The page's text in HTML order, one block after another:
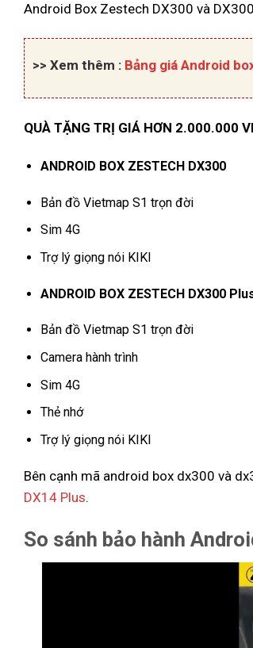
Android Box Zestech DX300 và
>> Xem thêm : Bảng giá Android
QUÀ TẶNG TRỊ GIÁ HƠN 2.000.000
ANDROID BOX ZESTECH DX300
Bản đồ Vietmap S1 trọn đời
Sim 4G
Trợ lý giọng nói KIKI
ANDROID BOX ZESTECH DX300
Bản đồ Vietmap S1 trọn đời
Camera hành trình
Sim 4G
Thẻ nhớ
Trợ lý giọng nói KIKI
Bên cạnh mã android box dx300 và
DX14 Plus.
So sánh bảo hành